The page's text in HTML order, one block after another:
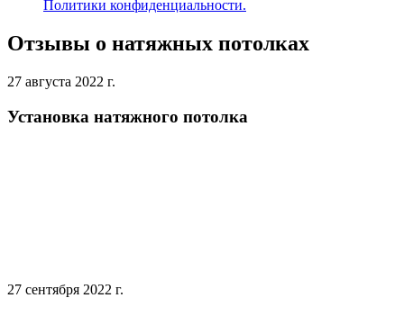
Политики конфиденциальности.
Отзывы о натяжных потолках
27 августа 2022 г.
Установка натяжного потолка
27 сентября 2022 г.